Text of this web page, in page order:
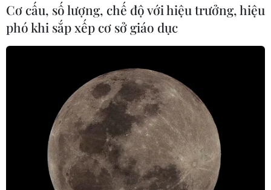
Sớm đưa vào hoạt động trạm dừng nghỉ
Ủy ban Nhân dân tỉnh Quảng Ninh đã có văn bản chấp
thuận địa điểm nghiên cứu quy hoạch 2 trạm dừng nghỉ
và 1 điểm dừng xe trên cao tốc Hạ Long-Vân Đồn-Móng
Cơ cấu, số lượng, chế độ với hiệu trưởng, hiệu
phó khi sắp xếp cơ sở giáo dục